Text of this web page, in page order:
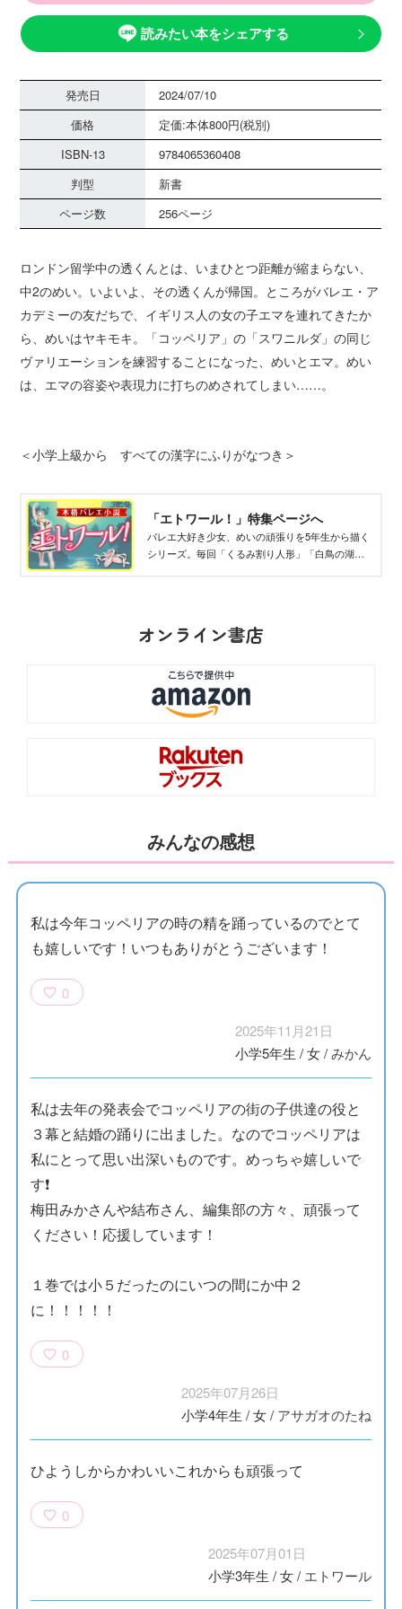
読みたい本をシェアする
発売日
2024/07/10
価格
定価:本体800円(税別)
ISBN-13
9784065360408
判型
新書
ページ数
256ページ
ロンドン留学中の透くんとは、いまひとつ距離が縮まらない、
中2のめい。いよいよ、その透くんが帰国。ところがバレエ・ア
カデミーの友だちで、イギリス人の女の子エマを連れてきたか
ら、めいはヤキモキ。「コッペリア」の「スワニルダ」の同じ
ヴァリエーションを練習することになった、めいとエマ。めい
は、エマの容姿や表現力に打ちのめされてしまい……。
＜小学上級から すべての漢字にふりがなつき＞
「エトワール！」特集ページへ
バレエ大好き少女、めいの頑張りを5年生から描く
シリーズ。毎回「くるみ割り人形」「白鳥の湖」
オンライン書店
みんなの感想
私は今年コッペリアの時の精を踊っているのでとて
も嬉しいです！いつもありがとうございます！
0
2025年11月21日
小学5年生 /女/みかん
私は去年の発表会でコッペリアの街の子供達の役と
３幕と結婚の踊りに出ました。なのでコッペリアは
私にとって思い出深いものです。めっちゃ嬉しいで
す❗️
梅田みかさんや結布さん、編集部の方々、頑張って
ください！応援しています！
１巻では小５だったのにいつの間にか中２
に！！！！！
0
2025年07月26日
小学4年生 /女/ アサガオのたね
ひようしからかわいいこれからも頑張って
0
2025年07月01日
小学3年生 /女/ エトワール